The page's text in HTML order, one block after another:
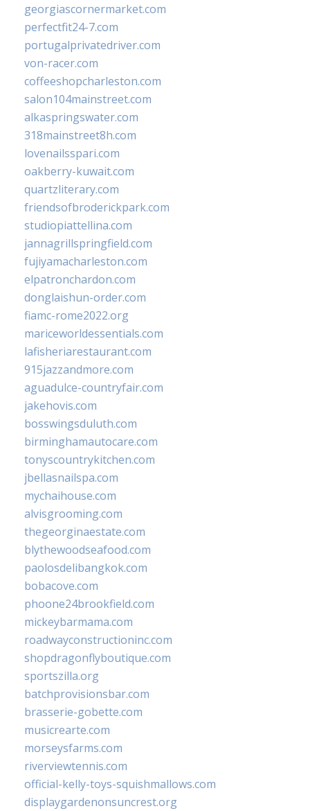
georgiascornermarket.com
perfectfit24-7.com
portugalprivatedriver.com
von-racer.com
coffeeshopcharleston.com
salon104mainstreet.com
alkaspringswater.com
318mainstreet8h.com
lovenailsspari.com
oakberry-kuwait.com
quartzliterary.com
friendsofbroderickpark.com
studiopiattellina.com
jannagrillspringfield.com
fujiyamacharleston.com
elpatronchardon.com
donglaishun-order.com
fiamc-rome2022.org
mariceworldessentials.com
lafisheriarestaurant.com
915jazzandmore.com
aguadulce-countryfair.com
jakehovis.com
bosswingsduluth.com
birminghamautocare.com
tonyscountrykitchen.com
jbellasnailspa.com
mychaihouse.com
alvisgrooming.com
thegeorginaestate.com
blythewoodseafood.com
paolosdelibangkok.com
bobacove.com
phoone24brookfield.com
mickeybarmama.com
roadwayconstructioninc.com
shopdragonflyboutique.com
sportszilla.org
batchprovisionsbar.com
brasserie-gobette.com
musicrearte.com
morseysfarms.com
riverviewtennis.com
official-kelly-toys-squishmallows.com
displaygardenonsuncrest.org